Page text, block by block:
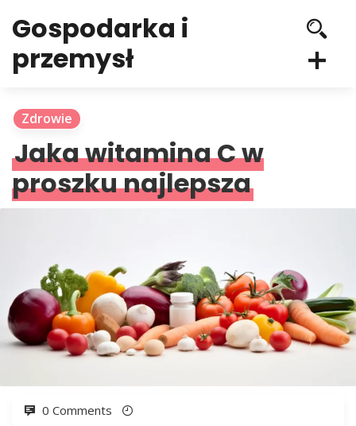
Gospodarka i
przemysł
Zdrowie
Jaka witamina C w
proszku najlepsza
0 Comments